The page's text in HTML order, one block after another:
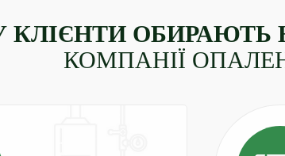
КЛІЄНТИ ОБИРАЮТЬ
КОМПАНІЇ